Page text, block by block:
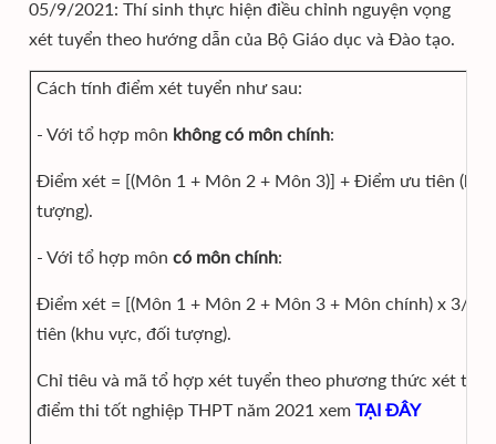
05/9/2021: Thí sinh thực hiện điều chỉnh nguyện vọng
xét tuyển theo hướng dẫn của Bộ Giáo dục và Đào tạo.
Cách tính điểm xét tuyển như sau:
- Với tổ hợp môn không có môn chính:
Điểm xét = [(Môn 1 + Môn 2 + Môn 3)] + Điểm ưu tiên
tượng).
- Với tổ hợp môn có môn chính:
Điểm xét = [(Môn 1 + Môn 2 + Môn 3 + Môn chính) x 3/4]
tiên (khu vực, đối tượng).
Chỉ tiêu và mã tổ hợp xét tuyển theo phương thức xét
điểm thi tốt nghiệp THPT năm 2021 xem TẠI ĐÂY